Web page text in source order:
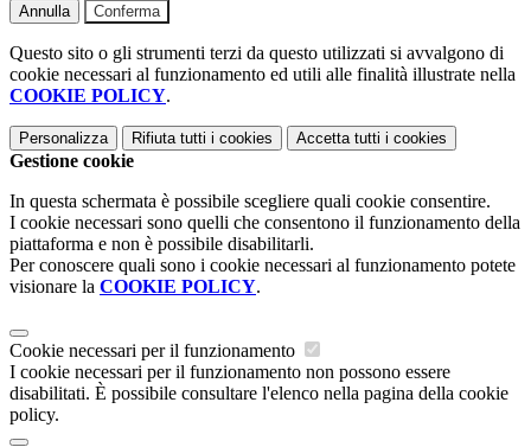
Annulla Conferma
Questo sito o gli strumenti terzi da questo utilizzati si avvalgono di
cookie necessari al funzionamento ed utili alle finalità illustrate nella
COOKIE POLICY.
Personalizza Rifiuta tutti i cookies Accetta tutti i cookies
Gestione cookie
In questa schermata è possibile scegliere quali cookie consentire.
I cookie necessari sono quelli che consentono il funzionamento della
piattaforma e non è possibile disabilitarli.
Per conoscere quali sono i cookie necessari al funzionamento potete
visionare la COOKIE POLICY.
Cookie necessari per il funzionamento
I cookie necessari per il funzionamento non possono essere
disabilitati. È possibile consultare l'elenco nella pagina della cookie
policy.